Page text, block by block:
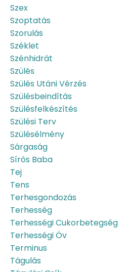
Szex
Szoptatás
Szorulás
Széklet
Szénhidrát
Szülés
Szülés Utáni Vérzés
Szülésbeindítás
Szülésfelkészítés
Szülési Terv
Szülésélmény
Sárgaság
Sírós Baba
Tej
Tens
Terhesgondozás
Terhesség
Terhességi Cukorbetegség
Terhességi Öv
Terminus
Tágulás